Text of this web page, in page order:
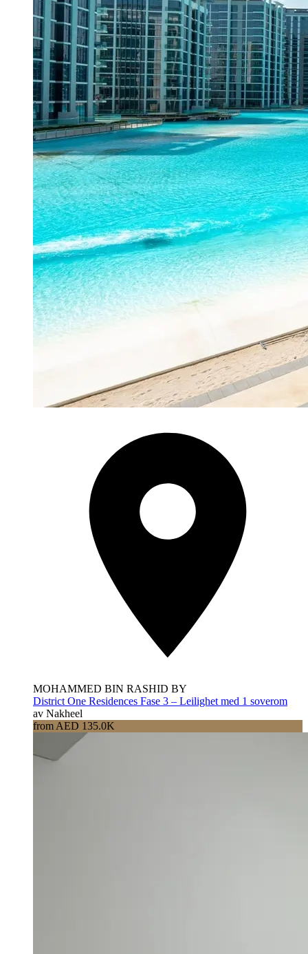
MOHAMMED BIN RASHID BY
District One Residences Fase 3 – Leilighet med 1 soverom
av Nakheel
from AED 135.0K